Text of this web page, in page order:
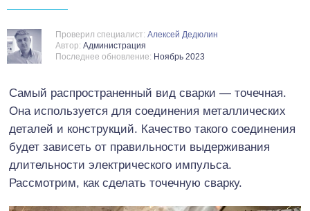
Проверил специалист: Алексей Дедюлин
Автор: Администрация
Последнее обновление: Ноябрь 2023
Самый распространенный вид сварки — точечная.
Она используется для соединения металлических
деталей и конструкций. Качество такого соединения
будет зависеть от правильности выдерживания
длительности электрического импульса.
Рассмотрим, как сделать точечную сварку.